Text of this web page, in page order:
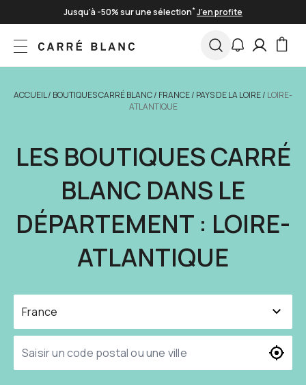
Skip to Content Livraison offerte à partir de 100€
ACCUEIL/ BOUTIQUES CARRÉ BLANC/ FRANCE/ PAYS DE LA LOIRE/ LOIRE-
ATLANTIQUE
LES BOUTIQUES CARRÉ
BLANC DANS LE
DÉPARTEMENT : LOIRE-
ATLANTIQUE